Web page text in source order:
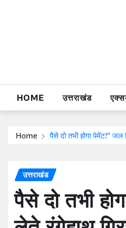
HOME उत्तराखंड
Home पैसे दो तभी होगा पेमेंट!” जल
उत्तराखंड
पैसे दो तभी